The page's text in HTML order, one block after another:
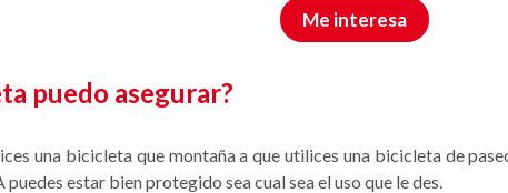
Me interesa
puedo asegurar?
una bicicleta que montaña a que utilices una bicicleta de
estar bien protegido sea cual sea el uso que le des.